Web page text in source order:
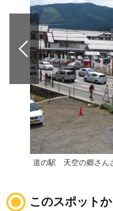
道の駅 天空の郷さん
このスポット